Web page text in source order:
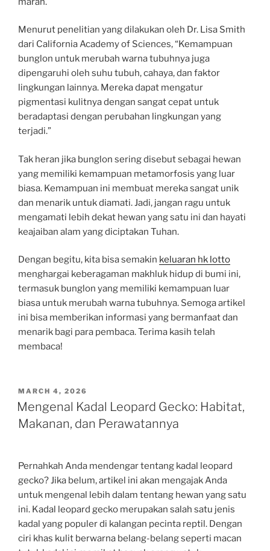
Menurut penelitian yang dilakukan oleh Dr. Lisa Smith
dari California Academy of Sciences, “Kemampuan
bunglon untuk merubah warna tubuhnya juga
dipengaruhi oleh suhu tubuh, cahaya, dan faktor
lingkungan lainnya. Mereka dapat mengatur
pigmentasi kulitnya dengan sangat cepat untuk
beradaptasi dengan perubahan lingkungan yang
terjadi.”
Tak heran jika bunglon sering disebut sebagai hewan
yang memiliki kemampuan metamorfosis yang luar
biasa. Kemampuan ini membuat mereka sangat unik
dan menarik untuk diamati. Jadi, jangan ragu untuk
mengamati lebih dekat hewan yang satu ini dan hayati
keajaiban alam yang diciptakan Tuhan.
Dengan begitu, kita bisa semakin keluaran hk lotto
menghargai keberagaman makhluk hidup di bumi ini,
termasuk bunglon yang memiliki kemampuan luar
biasa untuk merubah warna tubuhnya. Semoga artikel
ini bisa memberikan informasi yang bermanfaat dan
menarik bagi para pembaca. Terima kasih telah
membaca!
POSTED
ON
MARCH 4, 2026
Mengenal Kadal Leopard Gecko: Habitat,
Makanan, dan Perawatannya
Pernahkah Anda mendengar tentang kadal leopard
gecko? Jika belum, artikel ini akan mengajak Anda
untuk mengenal lebih dalam tentang hewan yang satu
ini. Kadal leopard gecko merupakan salah satu jenis
kadal yang populer di kalangan pecinta reptil. Dengan
ciri khas kulit berwarna belang-belang seperti macan